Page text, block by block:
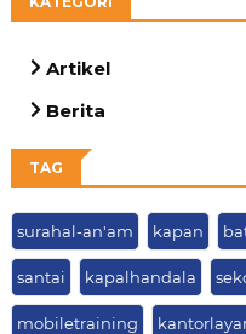
Artikel
Berita
TAG
surahal-an'am kapan
santai kapalhandala
mobiletraining